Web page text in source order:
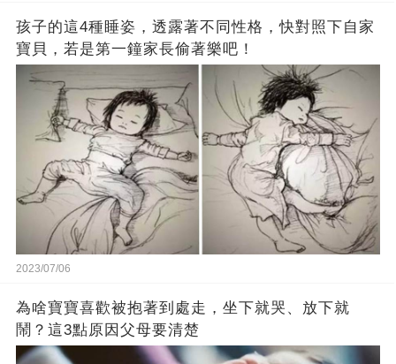
孩子的這4種睡姿，透露著不同性格，快對照下自家
寶貝，若是第一鐘家長偷著樂吧！
2023/07/06
為啥寶寶喜歡被抱著到處走，坐下就哭、放下就
鬧？這3點原因父母要清楚